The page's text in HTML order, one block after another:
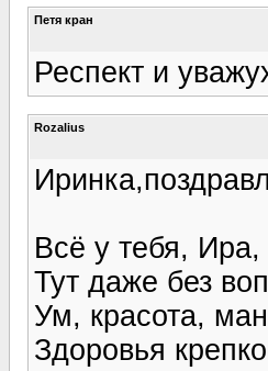
Петя кран
Респект и
Rozalius
Всё у тебя,
Тут даже без
Ум, красота,
Здоровья